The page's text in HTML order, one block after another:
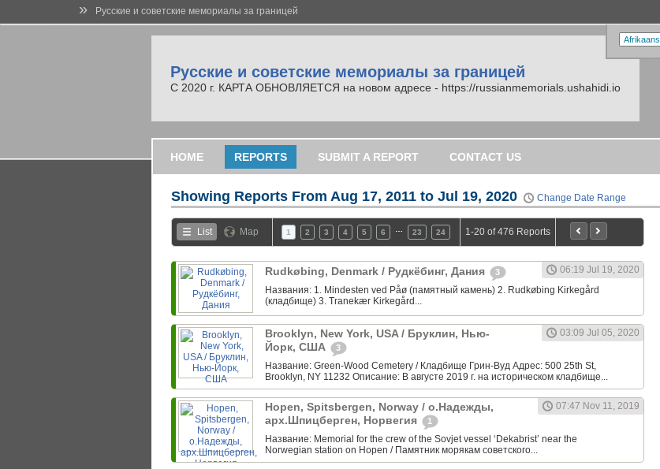
» Русские и советские мемориалы за границей
Русские и советские мемориалы за границей
С 2020 г. КАРТА ОБНОВЛЯЕТСЯ на новом адресе - https://russianmemorials.ushahidi.io
HOME REPORTS SUBMIT A REPORT CONTACT US
Showing Reports From Aug 17, 2011 to Jul 19, 2020 Change Date Range
List Map 1 2 3 4 5 6 23 24 1-20 of 476 Reports
Rudkøbing, Denmark / Рудкёбинг, Дания 3
06:19 Jul 19, 2020
Названия: 1. Mindesten ved Påø (памятный камень) 2. Rudkøbing Kirkegård
(кладбище) 3. Tranekær Kirkegård...
Brooklyn, New York, USA / Бруклин, Нью-
Йорк, США
3
03:09 Jul 05, 2020
Название: Green-Wood Cemetery / Кладбище Грин-Вуд Адрес: 500 25th St,
Brooklyn, NY 11232 Описание: В августе 2019 г. на историческом кладбище...
Hopen, Spitsbergen, Norway / о.Надежды,
арх.Шпицберген, Норвегия
1
07:47 Nov 11, 2019
Название: Memorial for the crew of the Sovjet vessel ‘Dekabrist’ near the
Norwegian station on Hopen / Памятник морякам советского...